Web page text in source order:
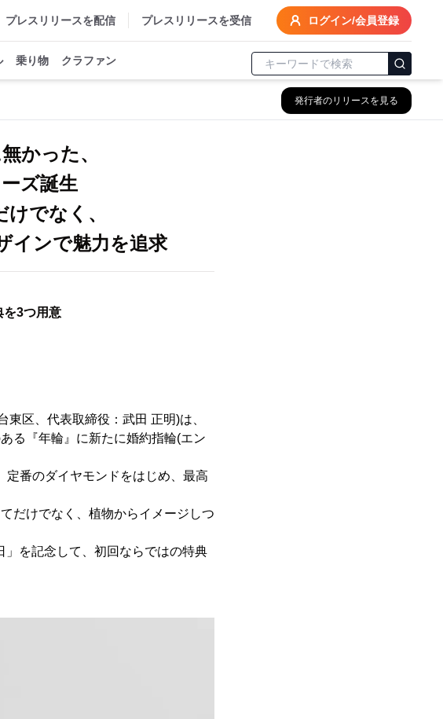
プレスリリースを配信 プレスリリースを受信 ログイン/会員登録
乗り物 クラファン
発行者のリリースを見る
かった、
ーズ誕生
でなく、
インで魅力を追求
を3つ用意
区、代表取締役：武田 正明)は、
る『年輪』に新たに婚約指輪(エン
番のダイヤモンドをはじめ、最高
だけでなく、植物からイメージしつ
を記念して、初回ならではの特典